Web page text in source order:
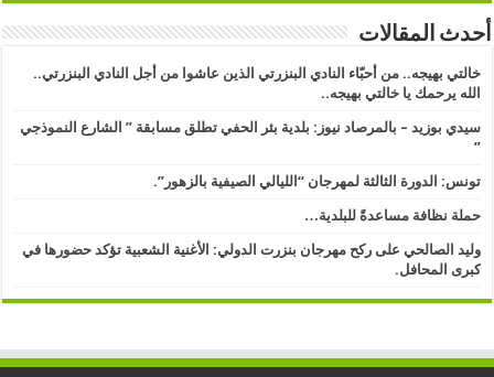
أحدث المقالات
خالتي بهيجه.. من أحبّاء النادي البنزرتي الذين عاشوا من أجل النادي البنزرتي..
الله يرحمك يا خالتي بهيجه..
سيدي بوزيد – بالمرصاد نيوز: بلدية بئر الحفي تطلق مسابقة ” الشارع النموذجي
” ​
تونس: الدورة الثالثة لمهرجان “الليالي الصيفية بالزهور”.
حملة نظافة مساعدةً للبلدية…
وليد الصالحي على ركح مهرجان بنزرت الدولي: الأغنية الشعبية تؤكد حضورها في
كبرى المحافل.